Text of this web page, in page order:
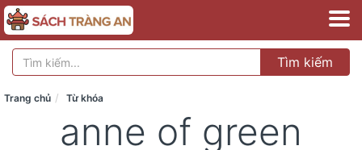
Tìm kiếm
Trang chủ Từ khóa
anne of green